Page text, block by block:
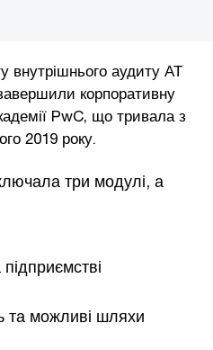
внутрішнього аудиту АТ
корпоративну
PwC, що тривала з
2019 року.
три модулі, а
та можливі шляхи